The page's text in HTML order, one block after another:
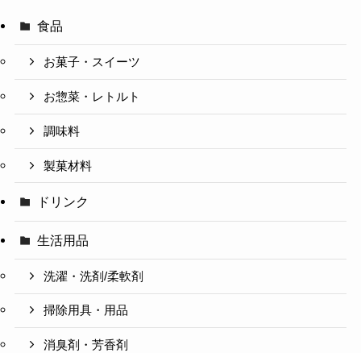
食品
お菓子・スイーツ
お惣菜・レトルト
調味料
製菓材料
ドリンク
生活用品
洗濯・洗剤/柔軟剤
掃除用具・用品
消臭剤・芳香剤